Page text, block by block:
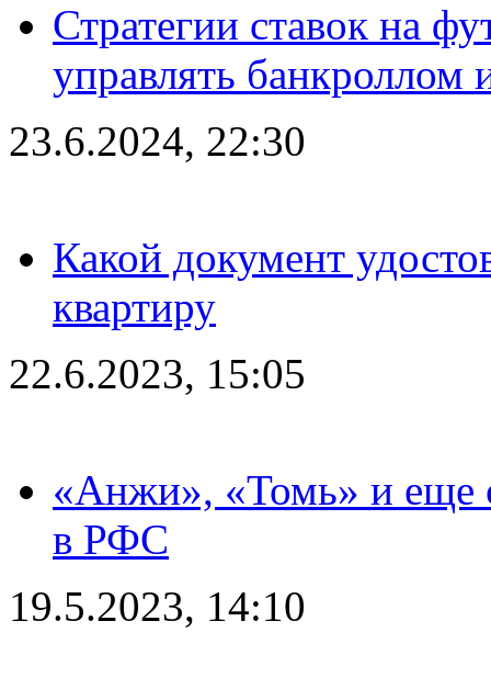
Стратегии ставок на
управлять банкроллом
23.6.2024, 22:30
Какой документ
квартиру
22.6.2023, 15:05
«Анжи», «Томь» и еще
в РФС
19.5.2023, 14:10